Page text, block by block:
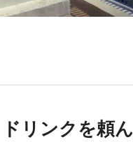
リンクを頼ん